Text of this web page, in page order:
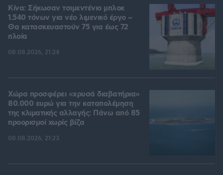
Κίνα: Σήκωσαν τσιμεντένιο μπλοκ
1.540 τόνων για νέο λιμενικό έργο –
Θα κατασκευαστούν 75 για έως 72
πλοία
08.08.2026, 21:24
Χώρα προσφέρει «χρυσά διαβατήρια»
80.000 ευρώ για την καταπολέμηση
της κλιματικής αλλαγής: Πάνω από 85
προορισμοί χωρίς βίζα
08.08.2026, 21:23